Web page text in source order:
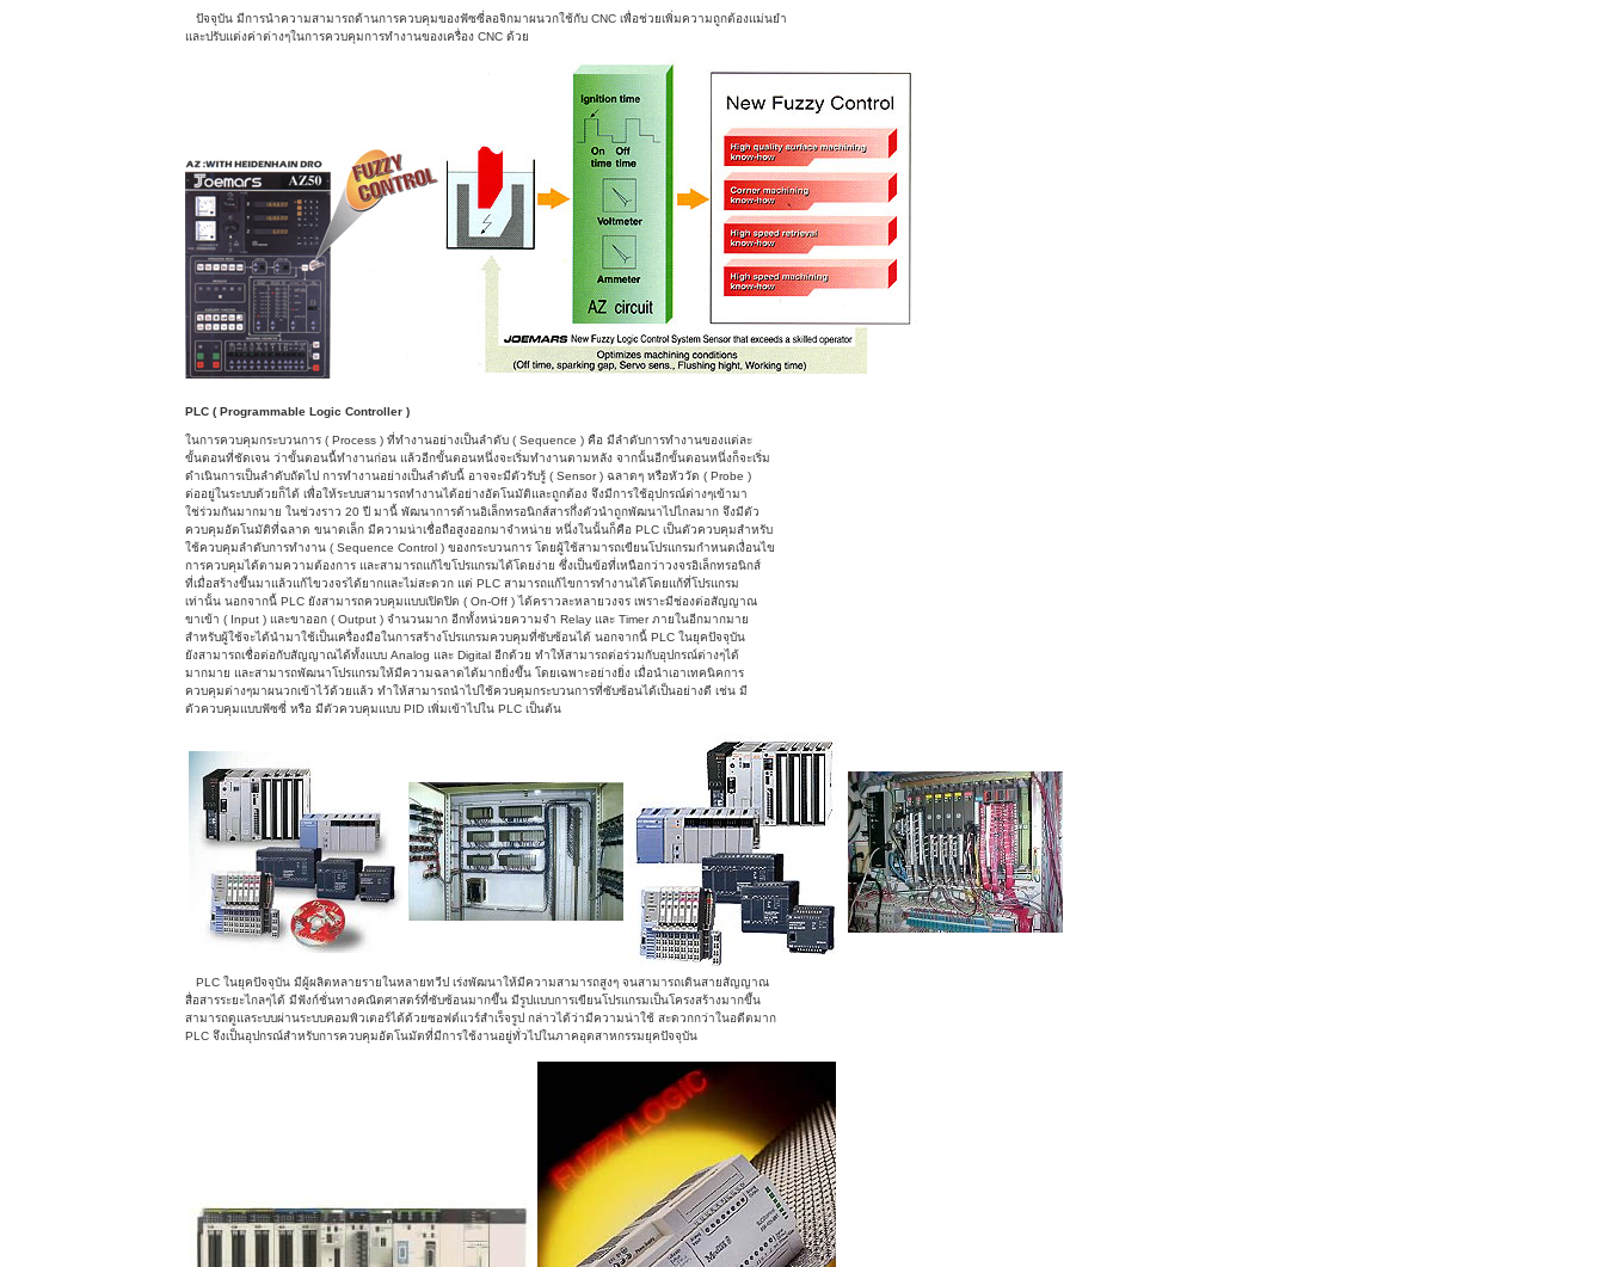
ปัจจุบัน มีการนำความสามารถด้านการควบคุมของฟัซซี่ลอจิกมาผนวกใช้กับ CNC เพื่อช่วยเพิ่มความถูกต้องแม่นยำ
และปรับแต่งค่าต่างๆในการควบคุมการทำงานของเครื่อง CNC ด้วย
PLC ( Programmable Logic Controller )
ในการควบคุมกระบวนการ ( Process ) ที่ทำงานอย่างเป็นลำดับ ( Sequence ) คือ มีลำดับการทำงานของแต่ละ
ขั้นตอนที่ชัดเจน ว่าขั้นตอนนี้ทำงานก่อน แล้วอีกขั้นตอนหนึ่งจะเริ่มทำงานตามหลัง จากนั้นอีกขั้นตอนหนึ่งก็จะเริ่ม
ดำเนินการเป็นลำดับถัดไป การทำงานอย่างเป็นลำดับนี้ อาจจะมีตัวรับรู้ ( Sensor ) ฉลาดๆ หรือหัววัด ( Probe )
ต่ออยู่ในระบบด้วยก็ได้ เพื่อให้ระบบสามารถทำงานได้อย่างอัตโนมัติและถูกต้อง จึงมีการใช้อุปกรณ์ต่างๆเข้ามา
ใช่ร่วมกันมากมาย ในช่วงราว 20 ปี มานี้ พัฒนาการด้านอิเล็กทรอนิกส์สารกึ่งตัวนำถูกพัฒนาไปไกลมาก จึงมีตัว
ควบคุมอัตโนมัติที่ฉลาด ขนาดเล็ก มีความน่าเชื่อถือสูงออกมาจำหน่าย หนึ่งในนั้นก็คือ PLC เป็นตัวควบคุมสำหรับ
ใช้ควบคุมลำดับการทำงาน ( Sequence Control ) ของกระบวนการ โดยผู้ใช้สามารถเขียนโปรแกรมกำหนดเงื่อนไข
การควบคุมได้ตามความต้องการ และสามารถแก้ไขโปรแกรมได้โดยง่าย ซึ่งเป็นข้อที่เหนือกว่าวงจรอิเล็กทรอนิกส์
ที่เมื่อสร้างขึ้นมาแล้วแก้ไขวงจรได้ยากและไม่สะดวก แต่ PLC สามารถแก้ไขการทำงานได้โดยแก้ที่โปรแกรม
เท่านั้น นอกจากนี้ PLC ยังสามารถควบคุมแบบเปิดปิด ( On-Off ) ได้คราวละหลายวงจร เพราะมีช่องต่อสัญญาณ
ขาเข้า ( Input ) และขาออก ( Output ) จำนวนมาก อีกทั้งหน่วยความจำ Relay และ Timer ภายในอีกมากมาย
สำหรับผู้ใช้จะได้นำมาใช้เป็นเครื่องมือในการสร้างโปรแกรมควบคุมที่ซับซ้อนได้ นอกจากนี้ PLC ในยุคปัจจุบัน
ยังสามารถเชื่อต่อกับสัญญาณได้ทั้งแบบ Analog และ Digital อีกด้วย ทำให้สามารถต่อร่วมกับอุปกรณ์ต่างๆได้
มากมาย และสามารถพัฒนาโปรแกรมให้มีความฉลาดได้มากยิ่งขึ้น โดยเฉพาะอย่างยิ่ง เมื่อนำเอาเทคนิคการ
ควบคุมต่างๆมาผนวกเข้าไว้ด้วยแล้ว ทำให้สามารถนำไปใช้ควบคุมกระบวนการที่ซับซ้อนได้เป็นอย่างดี เช่น มี
ตัวควบคุมแบบฟัซซี่ หรือ มีตัวควบคุมแบบ PID เพิ่มเข้าไปใน PLC เป็นต้น
PLC ในยุคปัจจุบัน มีผู้ผลิตหลายรายในหลายทวีป เร่งพัฒนาให้มีความสามารถสูงๆ จนสามารถเดินสายสัญญาณ
สื่อสารระยะไกลๆได้ มีฟังก์ชั่นทางคณิตศาสตร์ที่ซับซ้อนมากขึ้น มีรูปแบบการเขียนโปรแกรมเป็นโครงสร้างมากขึ้น
สามารถดูแลระบบผ่านระบบคอมพิวเตอร์ได้ด้วยซอฟต์แวร์สำเร็จรูป กล่าวได้ว่ามีความน่าใช้ สะดวกกว่าในอดีตมาก
PLC จึงเป็นอุปกรณ์สำหรับการควบคุมอัตโนมัตที่มีการใช้งานอยู่ทั่วไปในภาคอุตสาหกรรมยุคปัจจุบัน